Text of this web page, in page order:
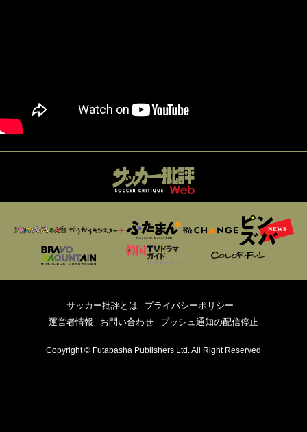
サッカー批評とは
プライバシーポリシー
運営者情報
お問い合わせ プッシュ通知の配信停止
Copyright © Futabasha Publishers Ltd. All Right Reserved